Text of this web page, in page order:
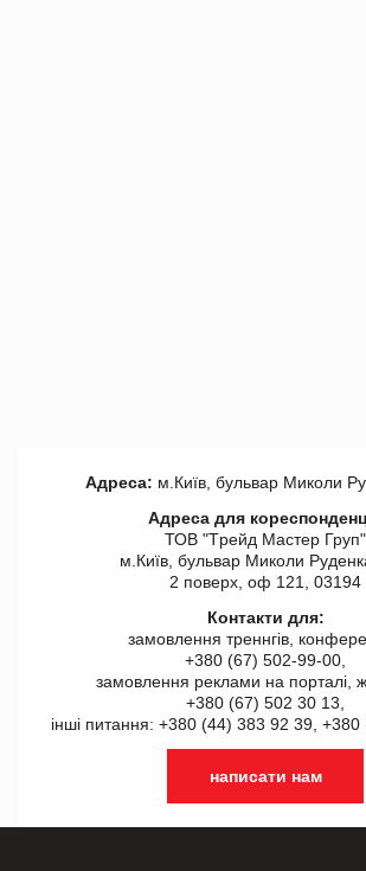
Адреса: м.Київ, бульвар Миколи
Адреса для
ТОВ "Tрейд Мастер Груп"
м.Київ, бульвар Миколи
2 поверх, оф 121, 03194
Контакти для:
замовлення треннгів,
+380 (67) 502-99-00,
замовлення реклами на порталі,
+380 (67) 502 30 13,
інші питання: +380 (44) 383 92 39, +380
написати нам